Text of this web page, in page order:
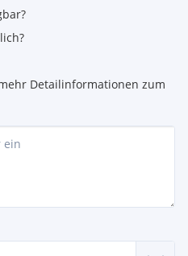
Detailinformationen zum